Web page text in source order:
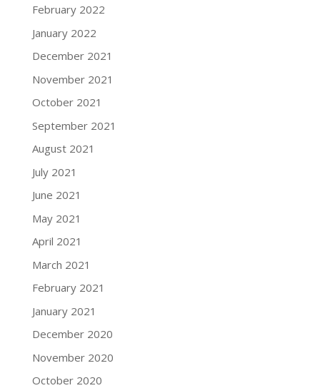
February 2022
January 2022
December 2021
November 2021
October 2021
September 2021
August 2021
July 2021
June 2021
May 2021
April 2021
March 2021
February 2021
January 2021
December 2020
November 2020
October 2020